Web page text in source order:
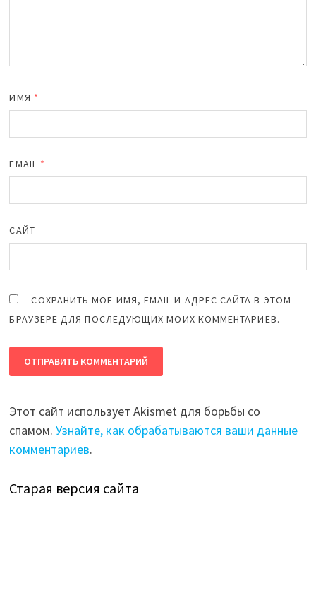
ИМЯ *
EMAIL *
САЙТ
СОХРАНИТЬ МОЁ ИМЯ, EMAIL И АДРЕС САЙТА В ЭТОМ
БРАУЗЕРЕ ДЛЯ ПОСЛЕДУЮЩИХ МОИХ КОММЕНТАРИЕВ.
Этот сайт использует Akismet для борьбы со
спамом.Узнайте, как обрабатываются ваши данные
комментариев.
Старая версия сайта